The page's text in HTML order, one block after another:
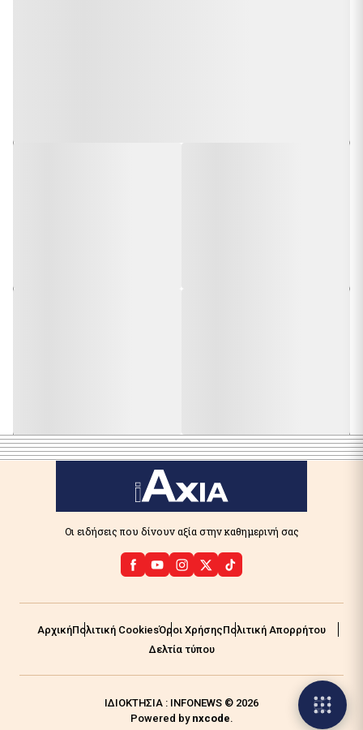
Οι ειδήσεις που δίνουν αξία στην καθημερινή σας
ΑρχικήΠολιτική CookiesΌροι ΧρήσηςΠολιτική Απορρήτου
Δελτία τύπου
ΙΔΙΟΚΤΗΣΙΑ : INFONEWS © 2026
Powered by nxcode.